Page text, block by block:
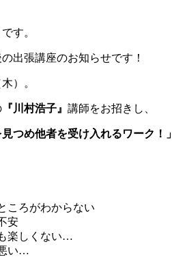
す。
出張講座のお知らせです！
）。
『川村浩子』 講師をお招きし、
見つめ他者を受け入れるワーク！」
ころがわからない
安
楽しくない…
い…